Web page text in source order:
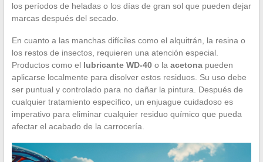
los períodos de heladas o los días de gran sol que pueden dejar
marcas después del secado.
En cuanto a las manchas difíciles como el alquitrán, la resina o
los restos de insectos, requieren una atención especial.
Productos como el lubricante WD-40o la acetonapueden
aplicarse localmente para disolver estos residuos. Su uso debe
ser puntual y controlado para no dañar la pintura. Después de
cualquier tratamiento específico, un enjuague cuidadoso es
imperativo para eliminar cualquier residuo químico que pueda
afectar el acabado de la carrocería.